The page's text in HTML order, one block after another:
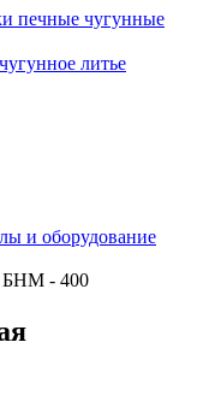
печные чугунные
литье
и оборудование
БНМ - 400